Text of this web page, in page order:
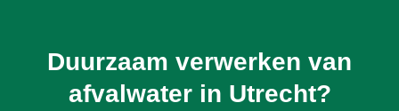
Duurzaam verwerken van
afvalwater in Utrecht?